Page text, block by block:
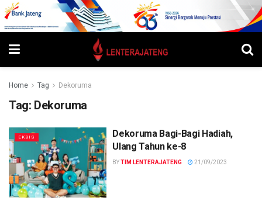
Home Tag Dekoruma
Tag: Dekoruma
EKBIS
Dekoruma Bagi-Bagi Hadiah,
Ulang Tahun ke-8
BYTIM LENTERAJATENG 21/09/2023